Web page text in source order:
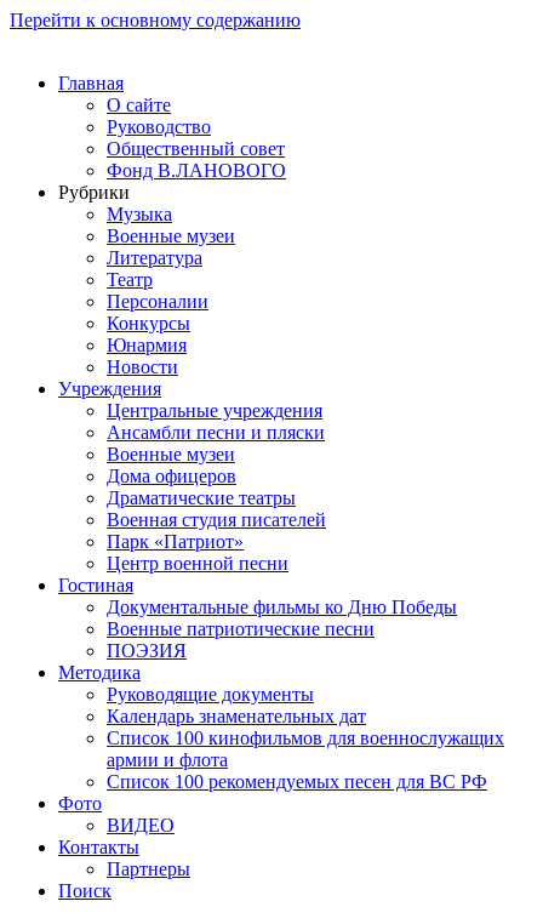
Перейти к основному содержанию
Главная
О сайте
Руководство
Общественный совет
Фонд В.ЛАНОВОГО
Рубрики
Музыка
Военные музеи
Литература
Театр
Персоналии
Конкурсы
Юнармия
Новости
Учреждения
Центральные учреждения
Ансамбли песни и пляски
Военные музеи
Дома офицеров
Драматические театры
Военная студия писателей
Парк «Патриот»
Центр военной песни
Гостиная
Документальные фильмы ко Дню Победы
Военные патриотические песни
ПОЭЗИЯ
Методика
Руководящие документы
Календарь знаменательных дат
Список 100 кинофильмов для военнослужащих
армии и флота
Список 100 рекомендуемых песен для ВС РФ
Фото
ВИДЕО
Контакты
Партнеры
Поиск